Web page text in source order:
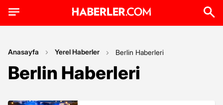
Anasayfa Yerel Haberler Berlin Haberleri
Berlin Haberleri